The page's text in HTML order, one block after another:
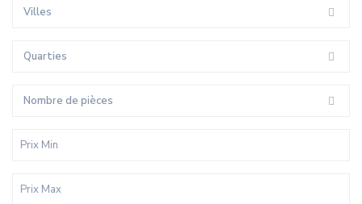
Villes
Quarties
Nombre de pièces